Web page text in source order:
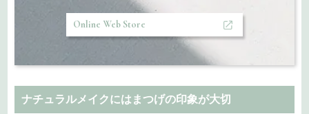
Online Web Store
ナチュラルメイクにはまつげの印象が大切